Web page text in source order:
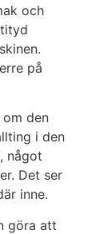
och
på
den
i den
något
Det ser
inne.
göra att